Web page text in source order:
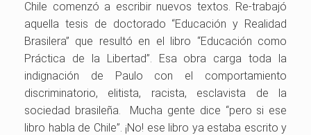
Chile comenzó a escribir nuevos textos. Re-trabajó
aquella tesis de doctorado “Educación y Realidad
Brasilera” que resultó en el libro “Educación como
Práctica de la Libertad”. Esa obra carga toda la
indignación de Paulo con el comportamiento
discriminatorio, elitista, racista, esclavista de la
sociedad brasileña. Mucha gente dice “pero si ese
libro habla de Chile”. ¡No! ese libro ya estaba escrito y